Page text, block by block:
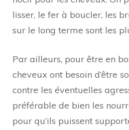
lisser, le fer à boucler, les
sur le long terme sont les
Par ailleurs, pour être en
cheveux ont besoin d’être
contre les éventuelles
préférable de bien les
pour qu’ils puissent